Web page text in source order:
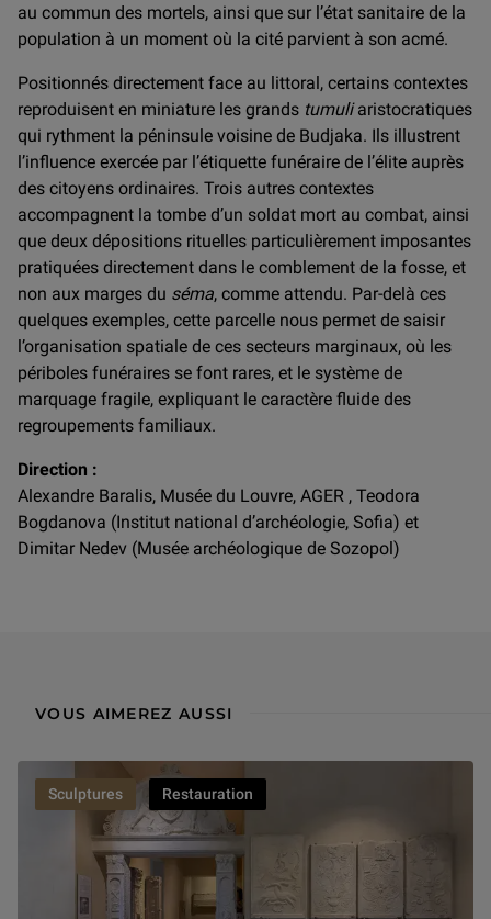
au commun des mortels, ainsi que sur l’état sanitaire de la
population à un moment où la cité parvient à son acmé.
Positionnés directement face au littoral, certains contextes
reproduisent en miniature les grands tumuliaristocratiques
qui rythment la péninsule voisine de Budjaka. Ils illustrent
l’influence exercée par l’étiquette funéraire de l’élite auprès
des citoyens ordinaires. Trois autres contextes
accompagnent la tombe d’un soldat mort au combat, ainsi
que deux dépositions rituelles particulièrement imposantes
pratiquées directement dans le comblement de la fosse, et
non aux marges du séma, comme attendu. Par-delà ces
quelques exemples, cette parcelle nous permet de saisir
l’organisation spatiale de ces secteurs marginaux, où les
périboles funéraires se font rares, et le système de
marquage fragile, expliquant le caractère fluide des
regroupements familiaux.
Direction :
Alexandre Baralis, Musée du Louvre, AGER , Teodora
Bogdanova (Institut national d’archéologie, Sofia) et
Dimitar Nedev (Musée archéologique de Sozopol)
VOUS AIMEREZ AUSSI
Sculptures Restauration